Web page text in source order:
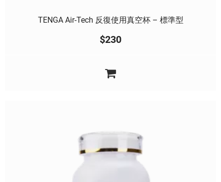
TENGA Air-Tech 反復使用真空杯 – 標準型
$230